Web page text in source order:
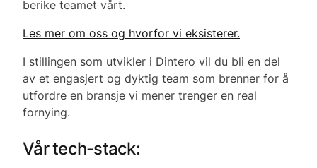
berike teamet vårt.
Les mer om oss og hvorfor vi eksisterer.
I stillingen som utvikler i Dintero vil du bli en del
av et engasjert og dyktig team som brenner for å
utfordre en bransje vi mener trenger en real
fornying.
Vår tech-stack: